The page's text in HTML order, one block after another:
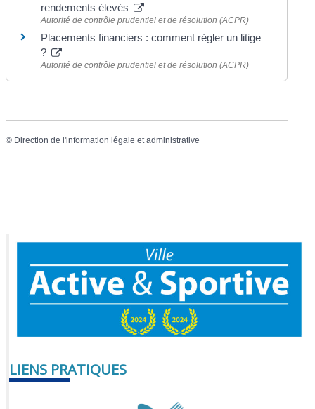
rendements élevés
Autorité de contrôle prudentiel et de résolution (ACPR)
Placements financiers : comment régler un litige
?
Autorité de contrôle prudentiel et de résolution (ACPR)
© Direction de l'information légale et administrative
LIENS PRATIQUES